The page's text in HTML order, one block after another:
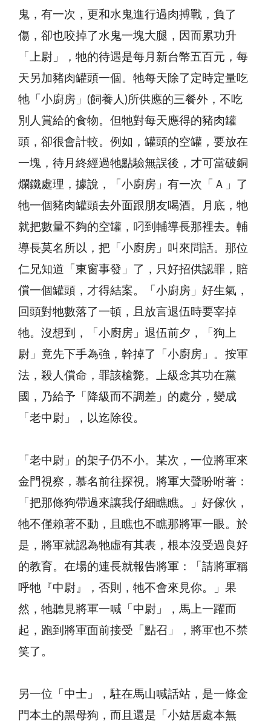
鬼，有一次，更和水鬼進行過肉搏戰，負了
傷，卻也咬掉了水鬼一塊大腿，因而累功升
「上尉」，牠的待遇是每月新台幣五百元，每
天另加豬肉罐頭一個。牠每天除了定時定量吃
牠「小廚房」(飼養人)所供應的三餐外，不吃
別人賞給的食物。但牠對每天應得的豬肉罐
頭，卻很會計較。例如，罐頭的空罐，要放在
一塊，待月終經過牠點驗無誤後，才可當破銅
爛鐵處理，據說，「小廚房」有一次「Ａ」了
牠一個豬肉罐頭去外面跟朋友喝酒。月底，牠
就把數量不夠的空罐，叼到輔導長那裡去。輔
導長莫名所以，把「小廚房」叫來問話。那位
仁兄知道「東窗事發」了，只好招供認罪，賠
償一個罐頭，才得結案。「小廚房」好生氣，
回頭對牠數落了一頓，且放言退伍時要宰掉
牠。沒想到，「小廚房」退伍前夕，「狗上
尉」竟先下手為強，幹掉了「小廚房」。按軍
法，殺人償命，罪該槍斃。上級念其功在黨
國，乃給予「降級而不調差」的處分，變成
「老中尉」，以迄除役。
「老中尉」的架子仍不小。某次，一位將軍來
金門視察，慕名前往探視。將軍大聲吩咐著：
「把那條狗帶過來讓我仔細瞧瞧。」好傢伙，
牠不僅賴著不動，且瞧也不瞧那將軍一眼。於
是，將軍就認為牠虛有其表，根本沒受過良好
的教育。在場的連長就報告將軍：「請將軍稱
呼牠『中尉』，否則，牠不會來見你。」果
然，牠聽見將軍一喊「中尉」，馬上一躍而
起，跑到將軍面前接受「點召」，將軍也不禁
笑了。
另一位「中士」，駐在馬山喊話站，是一條金
門本土的黑母狗，而且還是「小姑居處本無